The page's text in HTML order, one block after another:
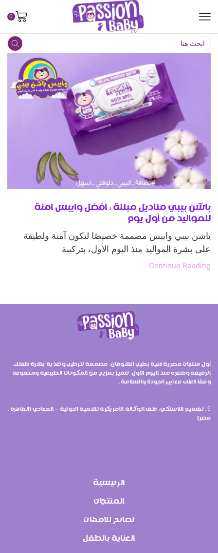
0
باشن بيبي مناديل مبللة : أفضل وايبس آمنة
للمواليد من أول يوم
باشن بيبي وايبس مصممة خصيصًا لتكون آمنة ولطيفة
على بشرة المواليد منذ اليوم الأول، بتركيبة
Continue Reading
أول منتجات مصرية غنية بحليب الشوفان، مصممة لترطيب وتغذية بشرة طفلك
الرقيقة وشعره منذ اليوم الأول. تتميز بمزيج من المكونات الطبيعية ومصنوعة
وفقًا لأعلى معايير الجودة والسلامة.
5، تقسيم اللاسلكي، خلف الوكالة الأمريكية للتنمية الدولية – المعادي (القاهرة،
مصر)
الرئيسية
المنتجات
نصائح للامهات
العناية بالطفل